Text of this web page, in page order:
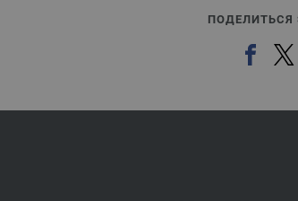
ПОДЕЛИТЬСЯ